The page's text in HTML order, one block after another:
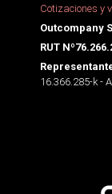
Cotizaciones y
Outcompany
RUT
16.366.285-k -